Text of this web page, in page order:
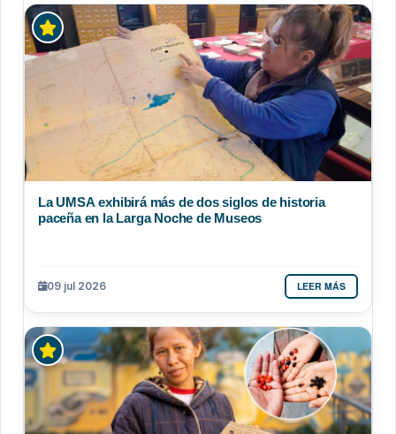
La UMSA exhibirá más de dos siglos de historia
paceña en la Larga Noche de Museos
09 jul 2026 LEER MÁS